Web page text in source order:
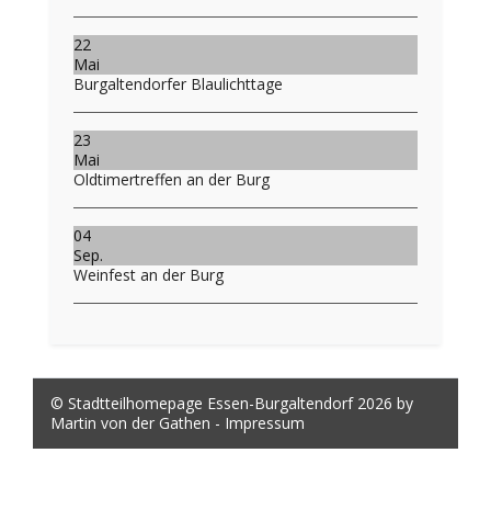
22
Mai
Burgaltendorfer Blaulichttage
23
Mai
Oldtimertreffen an der Burg
04
Sep.
Weinfest an der Burg
© Stadtteilhomepage Essen-Burgaltendorf 2026 by
Martin von der Gathen - Impressum